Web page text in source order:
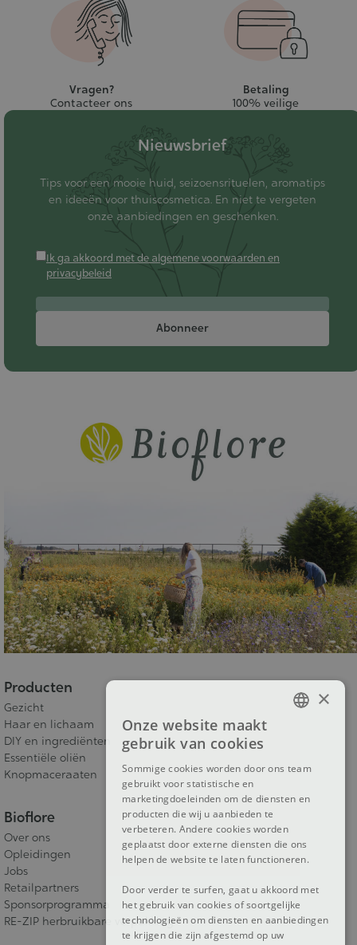
Vragen?
Contacteer ons
Betaling
100% veilige
Producten
Gezicht
Haar en lichaam
DIY en ingrediënten
Essentiële oliën
Knopmaceraaten
Bioflore
Over ons
Opleidingen
Jobs
Retailpartners
Sponsorprogramma
RE-ZIP herbruikbare verpakking
Nieuwsbrief
Tips voor een mooie huid, seizoensrituelen, aromatips
en ideeën voor thuiscosmetica. En niet te vergeten
onze aanbiedingen en geschenken.
Ik ga akkoord met de algemene voorwaarden en
privacybeleid
Abonneer
×
Onze website maakt
gebruik van cookies
Sommige cookies worden door ons team
gebruikt voor statistische en
marketingdoeleinden om de diensten en
producten die wij u aanbieden te
verbeteren. Andere cookies worden
geplaatst door externe diensten die ons
helpen de website te laten functioneren.
Door verder te surfen, gaat u akkoord met
het gebruik van cookies of soortgelijke
technologieën om diensten en aanbiedingen
te krijgen die zijn afgestemd op uw